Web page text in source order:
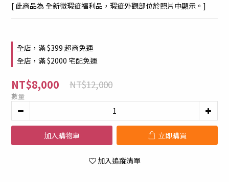
[ 此商品為 全新微瑕疵福利品，瑕疵外觀部位於照片中顯示。]
全店，滿 $399 超商免運
全店，滿 $2000 宅配免運
NT$8,000 NT$12,000
數量
加入購物車 立即購買
加入追蹤清單